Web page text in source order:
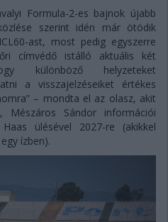
Formula-2-es bajnok újabb
szerint idén már ötödik
ast, most pedig egyszerre
címvédő istálló aktuális két
különböző helyzeteket
a visszajelzéseiket értékes
– mondta el az olasz, akit
Mészáros Sándor információi
ülésével 2027-re (akikkel
ízben).